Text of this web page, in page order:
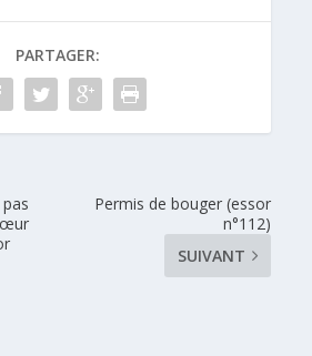
PARTAGER:
Permis de bouger (essor
n°112)
SUIVANT